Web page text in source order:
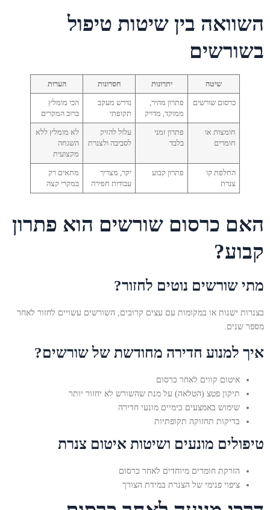
השוואה בין שיטות טיפול
בשורשים
שיטה יתרונות חסרונות הערות
כרסום שורשים
פתרון מהיר,
ממוקד, מדויק
נדרש מעקב
תקופתי
הכי מומלץ
ברוב המקרים
חומצות או
חומרים
פתרון זמני
בלבד
עלול להזיק
לסביבה ולצנרת
לא מומלץ ללא
השגחה
מקצועית
החלפת קו
צנרת
פתרון קבוע
יקר, מצריך
עבודות חפירה
מתאים רק
במקרי קצה
האם כרסום שורשים הוא פתרון
קבוע?
מתי שורשים נוטים לחזור?
בצנרות ישנות או במקומות עם עצים קרובים, השורשים עשויים לחזור לאחר
מספר שנים.
איך למנוע חדירה מחודשת של שורשים?
איטום קווים לאחר כרסום
תיקון פטצ (הטלאה) על מנת שהשורש לא יחזור יותר
שימוש באמצעים כימיים מונעי חדירה
בדיקות תחזוקה תקופתיות
טיפולים מונעים ושיטות איטום צנרת
הזרקת חומרים מיוחדים לאחר כרסום
ציפוי פנימי של הצנרת במידת הצורך